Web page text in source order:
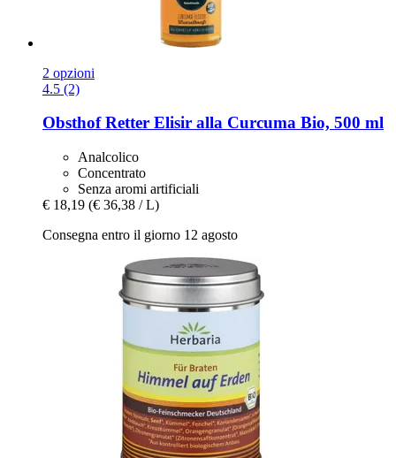
2 opzioni
4.5 (2)
Obsthof Retter Elisir alla Curcuma Bio, 500 ml
Analcolico
Concentrato
Senza aromi artificiali
€ 18,19 (€ 36,38 / L)
Consegna entro il giorno 12 agosto